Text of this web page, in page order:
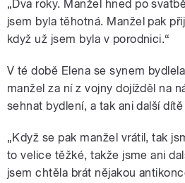
„Dva roky. Manžel hned po
jsem byla těhotná. Manžel pak
když už jsem byla v porodnici.“
V té době Elena se synem
manžel za ní z vojny dojížděl na
sehnat bydlení, a tak ani další
„Když se pak manžel vrátil, tak
to velice těžké, takže jsme ani
jsem chtěla brát nějakou